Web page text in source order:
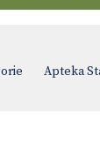
Apteka